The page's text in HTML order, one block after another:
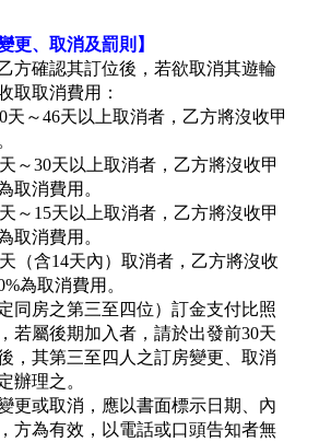
更、取消及罰則】
方確認其訂位後，若欲取消其遊輪
取取消費用：
天～46天以上取消者，乙方將沒收甲
～30天以上取消者，乙方將沒收甲
取消費用。
～15天以上取消者，乙方將沒收甲
取消費用。
（含14天內）取消者，乙方將沒收
為取消費用。
同房之第三至四位）訂金支付比照
若屬後期加入者，請於出發前30天
，其第三至四人之訂房變更、取消
辦理之。
更或取消，應以書面標示日期、內
方為有效，以電話或口頭告知者無